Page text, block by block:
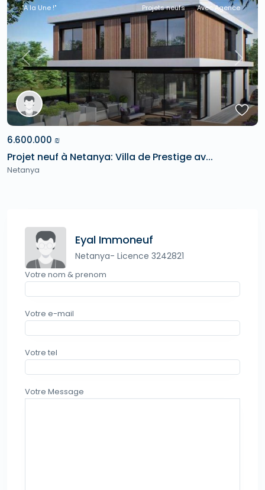
Previous Next
"A la Une !" Projets neufs Avec Agence
6.600.000 ₪
Projet neuf à Netanya: Villa de Prestige av...
Netanya
Eyal Immoneuf
Netanya- Licence 3242821
Votre nom & prenom
Votre e-mail
Votre tel
Votre Message